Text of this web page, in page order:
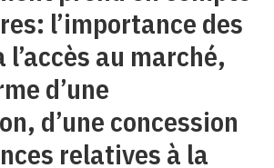
l’importance des
au marché,
d’une
d’une concession
relatives à la